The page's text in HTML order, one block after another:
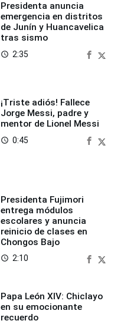
Presidenta anuncia
emergencia en distritos
de Junín y Huancavelica
tras sismo
access_time 2:35
¡Triste adiós! Fallece
Jorge Messi, padre y
mentor de Lionel Messi
access_time 0:45
Presidenta Fujimori
entrega módulos
escolares y anuncia
reinicio de clases en
Chongos Bajo
access_time 2:10
Papa León XIV: Chiclayo
en su emocionante
recuerdo